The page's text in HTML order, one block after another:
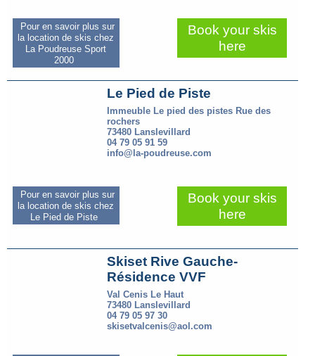
Pour en savoir plus sur
la location de skis chez
La Poudreuse Sport
2000
Book your skis
here
Le Pied de Piste
Immeuble Le pied des pistes Rue des
rochers
73480 Lanslevillard
04 79 05 91 59
info@la-poudreuse.com
Pour en savoir plus sur
la location de skis chez
Le Pied de Piste
Book your skis
here
Skiset Rive Gauche-
Résidence VVF
Val Cenis Le Haut
73480 Lanslevillard
04 79 05 97 30
skisetvalcenis@aol.com